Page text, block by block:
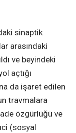
sinaptik
arasındaki
ve beyindeki
açtığı
da işaret edilen
travmalara
özgürlüğü ve
(sosyal